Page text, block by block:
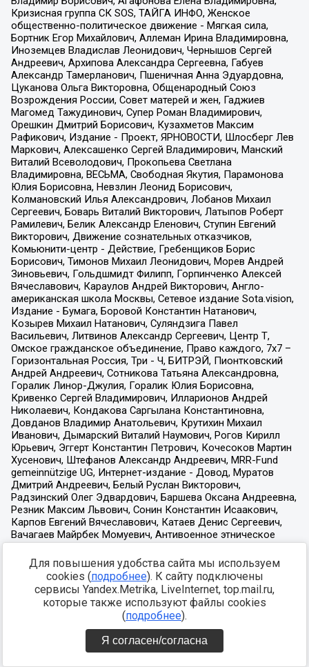
Для повышения удобства сайта мы используем
cookies (подробнее). К сайту подключены
сервисы Yandex.Metrika, LiveInternet, top.mail.ru,
которые также используют файлы cookies
(подробнее).
Я согласен/согласна